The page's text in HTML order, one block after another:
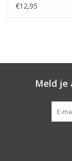
€12,95
Meld je